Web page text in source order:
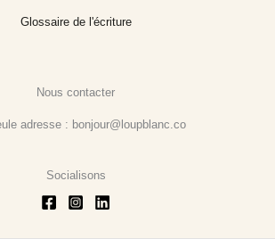
Glossaire de l'écriture
Nous contacter
adresse : bonjour@loupblanc.co
Socialisons